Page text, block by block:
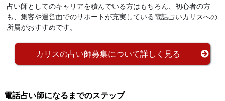
占い師としてのキャリアを積んでいる方はもちろん、初心者の方
も、集客や運営面でのサポートが充実している電話占いカリスへの
所属がおすすめです。
カリスの占い師募集について詳しく見る
電話占い師になるまでのステップ